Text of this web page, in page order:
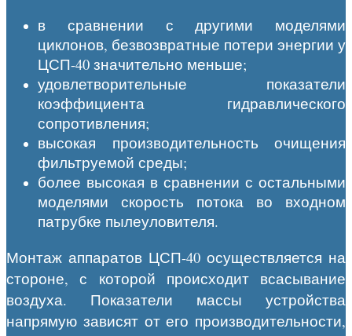
в сравнении с другими моделями
циклонов, безвозвратные потери энергии у
ЦСП-40 значительно меньше;
удовлетворительные показатели
коэффициента гидравлического
сопротивления;
высокая производительность очищения
фильтруемой среды;
более высокая в сравнении с остальными
моделями скорость потока во входном
патрубке пылеуловителя.
Монтаж аппаратов ЦСП-40 осуществляется на
стороне, с которой происходит всасывание
воздуха. Показатели массы устройства
напрямую зависят от его производительности,